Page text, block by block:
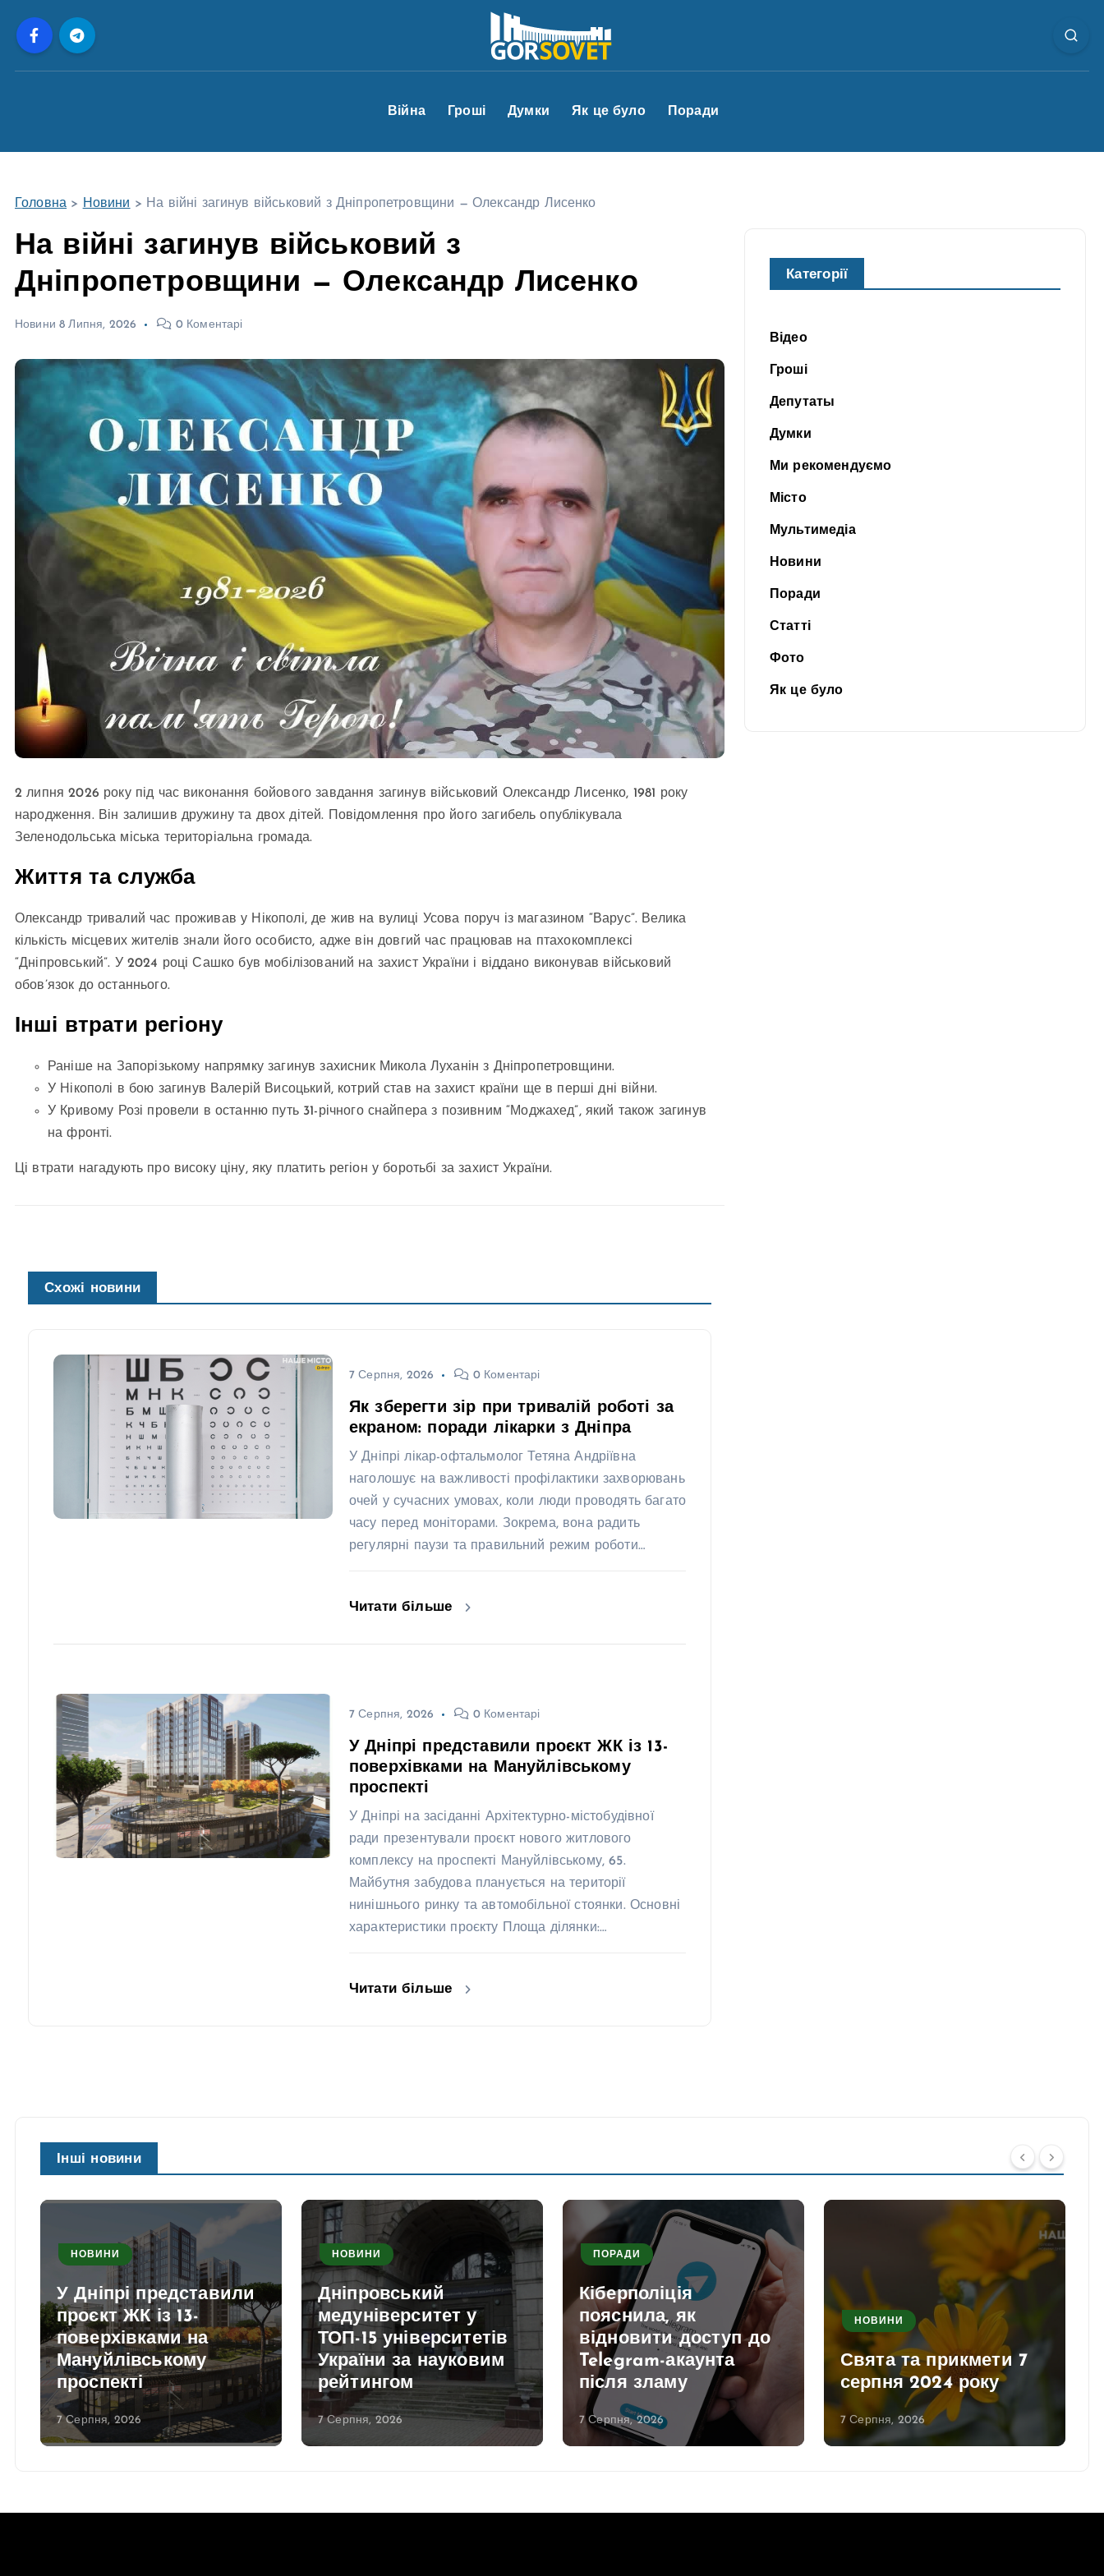
Війна Гроші Думки Як це було Поради
Головна > Новини > На війні загинув військовий з Дніпропетровщини — Олександр Лисенко
На війні загинув військовий з
Дніпропетровщини — Олександр Лисенко
Новини 8 Липня, 2026 0 Коментарі
2 липня 2026 року під час виконання бойового завдання загинув військовий Олександр Лисенко, 1981 року
народження. Він залишив дружину та двох дітей. Повідомлення про його загибель опублікувала
Зеленодольська міська територіальна громада.
Життя та служба
Олександр тривалий час проживав у Нікополі, де жив на вулиці Усова поруч із магазином “Варус”. Велика
кількість місцевих жителів знали його особисто, адже він довгий час працював на птахокомплексі
“Дніпровський”. У 2024 році Сашко був мобілізований на захист України і віддано виконував військовий
обов’язок до останнього.
Інші втрати регіону
Раніше на Запорізькому напрямку загинув захисник Микола Луханін з Дніпропетровщини.
У Нікополі в бою загинув Валерій Висоцький, котрий став на захист країни ще в перші дні війни.
У Кривому Розі провели в останню путь 31-річного снайпера з позивним “Моджахед”, який також загинув
на фронті.
Ці втрати нагадують про високу ціну, яку платить регіон у боротьбі за захист України.
Схожі новини
7 Серпня, 2026 0 Коментарі
Як зберегти зір при тривалій роботі за
екраном: поради лікарки з Дніпра
У Дніпрі лікар-офтальмолог Тетяна Андріївна
наголошує на важливості профілактики захворювань
очей у сучасних умовах, коли люди проводять багато
часу перед моніторами. Зокрема, вона радить
регулярні паузи та правильний режим роботи…
Читати більше
7 Серпня, 2026 0 Коментарі
У Дніпрі представили проєкт ЖК із 13-
поверхівками на Мануйлівському
проспекті
У Дніпрі на засіданні Архітектурно-містобудівної
ради презентували проєкт нового житлового
комплексу на проспекті Мануйлівському, 65.
Майбутня забудова планується на території
нинішнього ринку та автомобільної стоянки. Основні
характеристики проєкту Площа ділянки:…
Читати більше
Категорії
Відео
Гроші
Депутаты
Думки
Ми рекомендуємо
Місто
Мультимедіа
Новини
Поради
Статті
Фото
Як це було
Інші новини
НОВИНИ
У Дніпрі представили
проєкт ЖК із 13-
поверхівками на
Мануйлівському
проспекті
7 Серпня, 2026
НОВИНИ
Дніпровський
медуніверситет у
ТОП-15 університетів
України за науковим
рейтингом
7 Серпня, 2026
ПОРАДИ
Кіберполіція
пояснила, як
відновити доступ до
Telegram-акаунта
після зламу
7 Серпня, 2026
НОВИНИ
Свята та прикмети 7
серпня 2024 року
7 Серпня, 2026